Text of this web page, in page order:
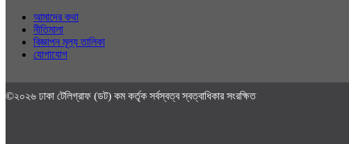
আমাদের কথা
নীতিমালা
বিজ্ঞাপন মূল্য তালিকা
যোগাযোগ
©২০২৬ ঢাকা টেলিগ্রাফ (ডট) কম কর্তৃক সর্বস্বত্ব স্বত্বাধিকার সংরক্ষিত